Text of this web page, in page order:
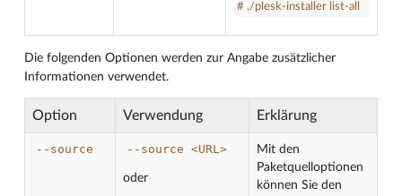
# ./plesk-installer list-all
Die folgenden Optionen werden zur Angabe zusätzlicher
Informationen verwendet.
Option Verwendung Erklärung
--source --source <URL>
oder
Mit den
Paketquelloptionen
können Sie den